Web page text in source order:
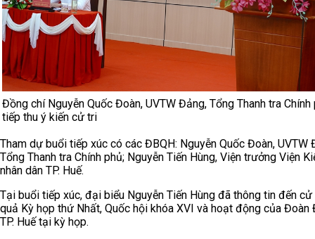
Đồng chí Nguyễn Quốc Đoàn, UVTW Đảng, Tổng Thanh tra Chính
tiếp thu ý kiến cử tri
Tham dự buổi tiếp xúc có các ĐBQH: Nguyễn Quốc Đoàn, UVTW
Tổng Thanh tra Chính phủ; Nguyễn Tiến Hùng, Viện trưởng Viện
nhân dân TP. Huế.
Tại buổi tiếp xúc, đại biểu Nguyễn Tiến Hùng đã thông tin đến
quả Kỳ họp thứ Nhất, Quốc hội khóa XVI và hoạt động của Đoàn
TP. Huế tại kỳ họp.